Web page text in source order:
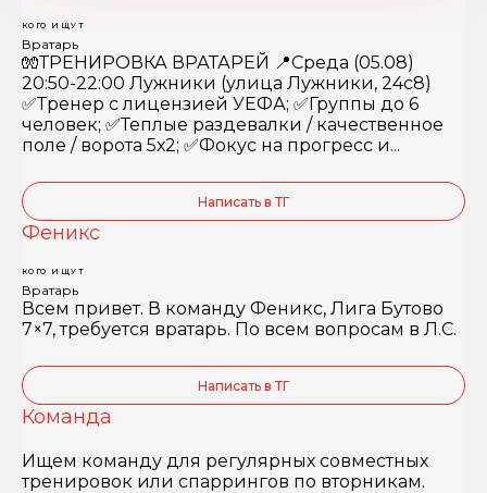
КОГО ИЩУТ
Вратарь
🧤ТРЕНИРОВКА ВРАТАРЕЙ 📍Среда (05.08)
20:50-22:00 Лужники (улица Лужники, 24с8)
✅Тренер с лицензией УЕФА; ✅Группы до 6
человек; ✅Теплые раздевалки / качественное
поле / ворота 5х2; ✅Фокус на прогресс и...
Написать в ТГ
Феникс
КОГО ИЩУТ
Вратарь
Всем привет. В команду Феникс, Лига Бутово
7×7, требуется вратарь. По всем вопросам в Л.С.
Написать в ТГ
Команда
Ищем команду для регулярных совместных
тренировок или спаррингов по вторникам.